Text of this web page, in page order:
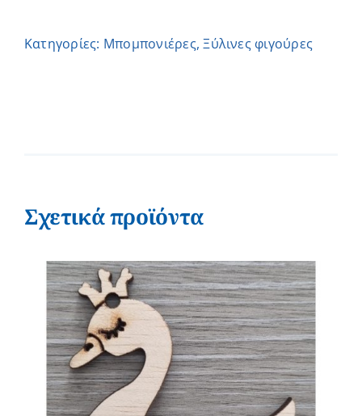
Κατηγορίες: Μπομπονιέρες,Ξύλινες φιγούρες
Σχετικά προϊόντα